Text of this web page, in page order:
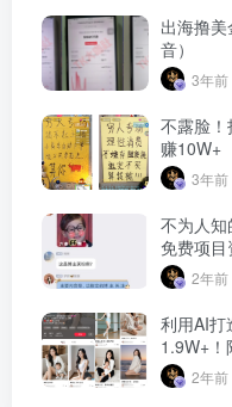
出海撸
音）
3年前
不露脸！
赚10W+
3年前
不为人
免费项目
2年前
利用AI打
1.9W+！
2年前